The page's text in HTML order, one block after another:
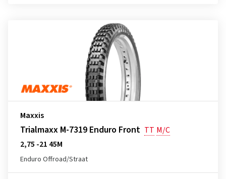
Maxxis
Trialmaxx M-7319 Enduro Front TT M/C
2,75 -21 45M
Enduro Offroad/Straat